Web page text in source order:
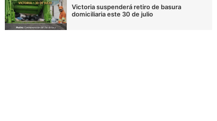
Victoria suspenderá retiro de basura
domiciliaria este 30 de julio